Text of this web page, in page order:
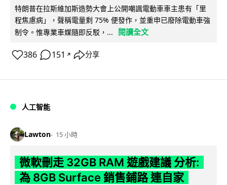
特朗普在拉斯維加斯造勢大會上公開嘲諷電動車車主患有「里
程焦慮病」，聲稱電量剩 75% 便發作，並重申已廢除電動車強
制令。惟專業車媒隨即反駁，...
閱讀全文
386 151 ↗ 分享
人工智能
Lawton 15 小時
微軟刪走 32GB RAM 遊戲建議 分析:
為 8GB Surface 銷售鋪路 連自家